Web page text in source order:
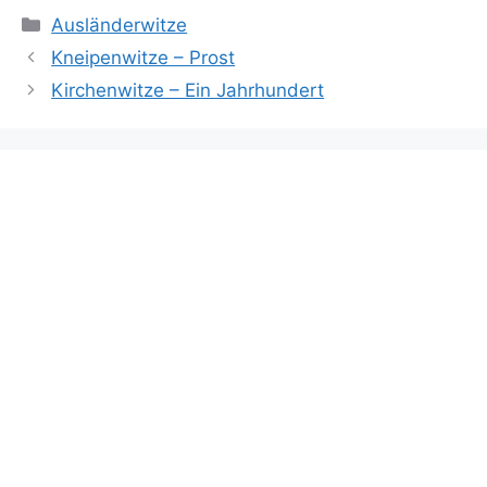
Kategorien
Ausländerwitze
Kneipenwitze – Prost
Kirchenwitze – Ein Jahrhundert